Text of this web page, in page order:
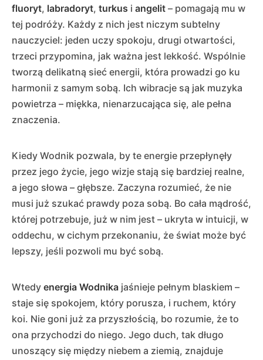
fluoryt, labradoryt, turkus i angelit – pomagają mu w
tej podróży. Każdy z nich jest niczym subtelny
nauczyciel: jeden uczy spokoju, drugi otwartości,
trzeci przypomina, jak ważna jest lekkość. Wspólnie
tworzą delikatną sieć energii, która prowadzi go ku
harmonii z samym sobą. Ich wibracje są jak muzyka
powietrza – miękka, nienarzucająca się, ale pełna
znaczenia.
Kiedy Wodnik pozwala, by te energie przepłynęły
przez jego życie, jego wizje stają się bardziej realne,
a jego słowa – głębsze. Zaczyna rozumieć, że nie
musi już szukać prawdy poza sobą. Bo cała mądrość,
której potrzebuje, już w nim jest – ukryta w intuicji, w
oddechu, w cichym przekonaniu, że świat może być
lepszy, jeśli pozwoli mu być sobą.
Wtedy energia Wodnika jaśnieje pełnym blaskiem –
staje się spokojem, który porusza, i ruchem, który
koi. Nie goni już za przyszłością, bo rozumie, że to
ona przychodzi do niego. Jego duch, tak długo
unoszący się między niebem a ziemią, znajduje